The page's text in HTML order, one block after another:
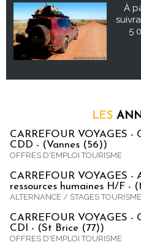
À
5
LES
CARREFOUR VOYAGES -
CDD - (Vannes (56))
OFFRES D'EMPLOI TOURISME
CARREFOUR VOYAGES
ressources humaines H/F -
ALTERNANCE / STAGES TOURISME
CARREFOUR VOYAGES -
CDI - (St Brice (77))
OFFRES D'EMPLOI TOURISME